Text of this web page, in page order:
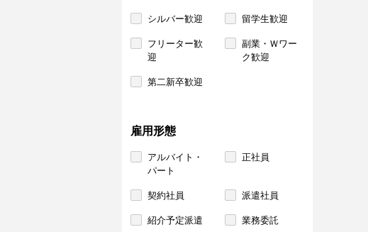
シルバー歓迎 留学生歓迎
フリーター歓
迎
副業・Ｗワー
ク歓迎
第二新卒歓迎
雇用形態
アルバイト・
パート
正社員
契約社員 派遣社員
紹介予定派遣 業務委託